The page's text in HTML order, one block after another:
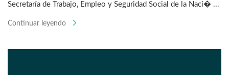
Secretaría de Trabajo, Empleo y Seguridad Social de la Naci� ...
Continuar leyendo